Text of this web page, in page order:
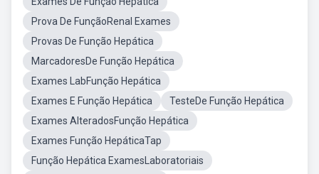
Prova De FunçãoRenal Exames
Provas De Função Hepática
MarcadoresDe Função Hepática
Exames LabFunção Hepática
Exames E Função Hepática
TesteDe Função Hepática
Exames AlteradosFunção Hepática
Exames Função HepáticaTap
Função Hepática ExamesLaboratoriais